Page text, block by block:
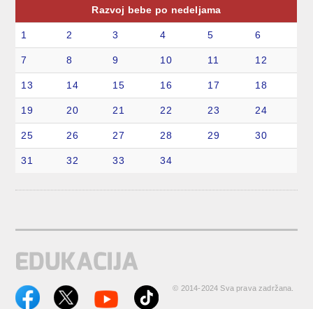
Razvoj bebe po nedeljama
1 2 3 4 5 6
7 8 9 10 11 12
13 14 15 16 17 18
19 20 21 22 23 24
25 26 27 28 29 30
31 32 33 34
© 2014-2024 Sva prava zadržana.